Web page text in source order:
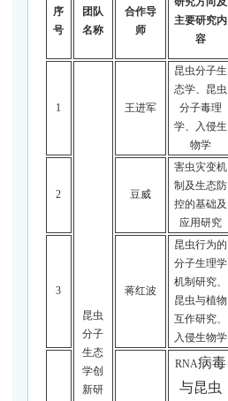
序
号
团队
名称
合作导
师
主要研究内
容
1
昆虫
分子
生态
学创
新研
王进军
昆虫分子生
态学、昆虫
分子毒理
学、入侵生
物学
2 豆威
害虫灾变机
制及生态防
控的基础及
应用研究
3 蒋红波
昆虫行为的
分子生理学
机制研究、
昆虫与植物
互作研究、
入侵生物学
RNA病毒
与昆虫